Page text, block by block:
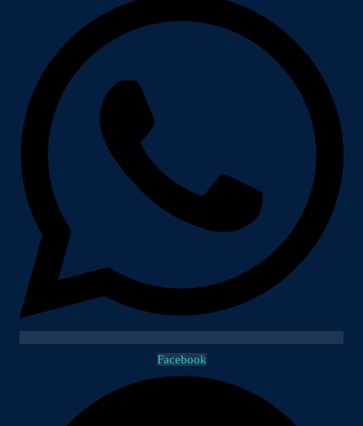
Facebook